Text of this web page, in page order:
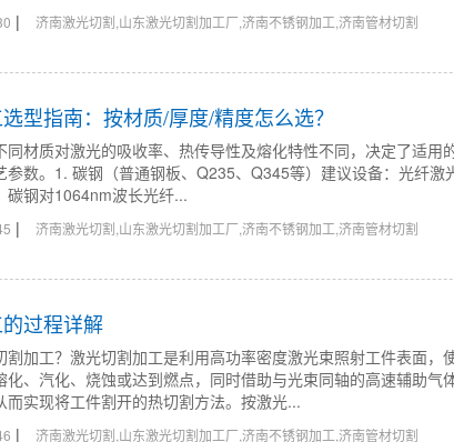
| 济南激光切割,山东激光切割加工厂,济南不锈钢加工,济南管材切割
型指南：按材质/厚度/精度怎么选？
同材质对激光的吸收率、热传导性及熔化特性不同，决定了适用
参数。1. 碳钢（普通钢板、Q235、Q345等）建议设备：光纤激
碳钢对1064nm波长光纤...
| 济南激光切割,山东激光切割加工厂,济南不锈钢加工,济南管材切割
过程详解
割加工？激光切割加工是利用高功率密度激光束照射工件表面，
化、汽化、烧蚀或达到燃点，同时借助与光束同轴的高速辅助气
而实现将工件割开的热切割方法。按激光...
| 济南激光切割,山东激光切割加工厂,济南不锈钢加工,济南管材切割